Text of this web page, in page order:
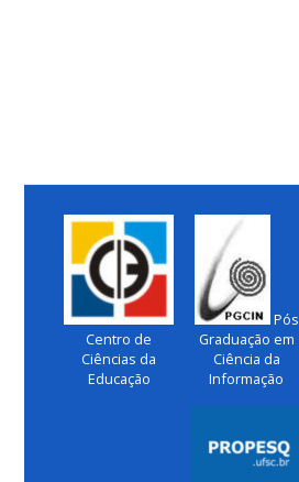
Centro de
Ciências da
Educação
Pós
Graduação em
Ciência da
Informação